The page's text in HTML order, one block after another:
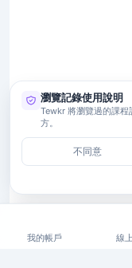
我的帳戶 線
瀏覽記錄使用說明
Tewkr 將瀏覽過的課程
方。
不同意